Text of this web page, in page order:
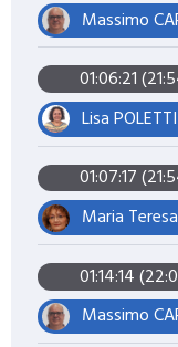
01:06:21
Lisa
01:07:17
Maria
01:14:14